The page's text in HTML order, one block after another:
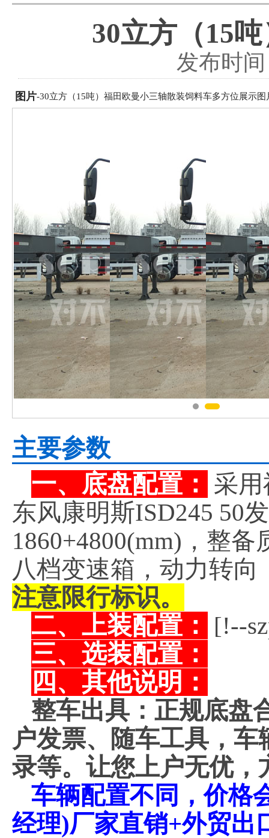
30立方（15
发布时
图片-30立方（15吨）福田欧曼小三轴散装饲料车多方位展示图
主要参数
一、底盘配置：
采
东风康明斯ISD245 50
1860+4800(mm)，整
八档变速箱，动力转向
注意限行标识。
二、上装配置：
[!--
三、选装配置：
四、其他说明：
整车出具：正规底盘
户发票、随车工具，
录等。让您上户无优，
车辆配置不同，价格
经理)厂家直销+外贸出